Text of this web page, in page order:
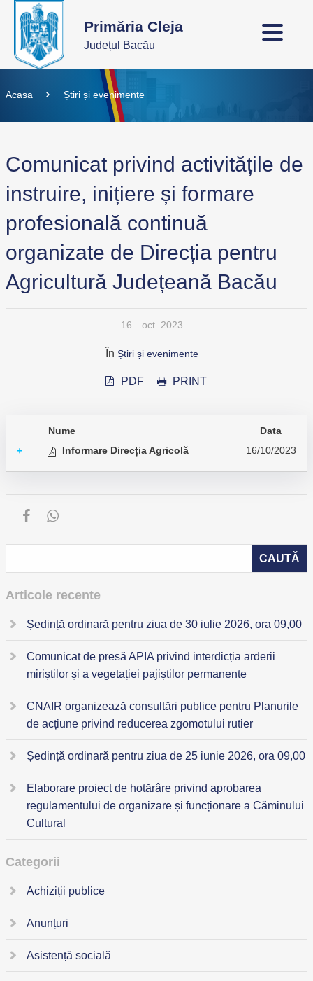
Primăria Cleja
Județul Bacău
Acasa Știri și evenimente
Comunicat privind activitățile de
instruire, inițiere și formare
profesională continuă
organizate de Direcția pentru
Agricultură Județeană Bacău
16 oct. 2023
În Știri și evenimente
PDF PRINT
Nume
Data
+
Informare Direcția Agricolă 16/10/2023
Articole recente
Ședință ordinară pentru ziua de 30 iulie 2026, ora 09,00
Comunicat de presă APIA privind interdicția arderii
miriștilor și a vegetației pajiștilor permanente
CNAIR organizează consultări publice pentru Planurile
de acțiune privind reducerea zgomotului rutier
Ședință ordinară pentru ziua de 25 iunie 2026, ora 09,00
Elaborare proiect de hotărâre privind aprobarea
regulamentului de organizare și funcționare a Căminului
Cultural
Categorii
Achiziții publice
Anunțuri
Asistență socială